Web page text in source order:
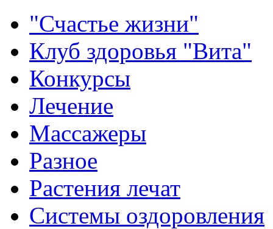
"Счастье жизни"
Клуб здоровья "Вита"
Конкурсы
Лечение
Массажеры
Разное
Растения лечат
Системы оздоровления